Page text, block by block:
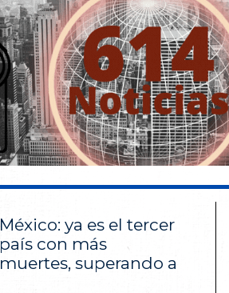
México: ya es el tercer
país con más
muertes, superando a